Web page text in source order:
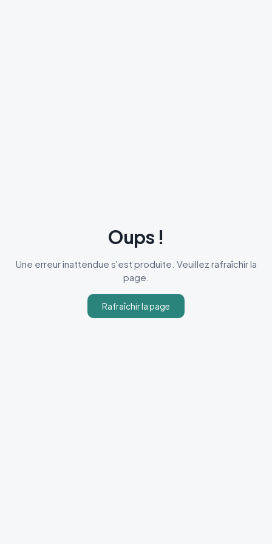
Oups !
Une erreur inattendue s'est produite. Veuillez rafraîchir la
page.
Rafraîchir la page